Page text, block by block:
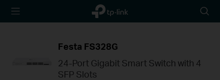
TP-Link,
Reliably
icon
Festa FS328G
24-Port Gigabit Smart Switch with 4
SFP Slots